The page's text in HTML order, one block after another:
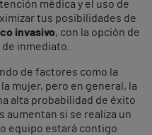
médica y el uso de
tus posibilidades de
invasivo, con la opción de
inmediato.
de factores como la
mujer, pero en general, la
alta probabilidad de éxito
aumentan si se realiza un
equipo estará contigo